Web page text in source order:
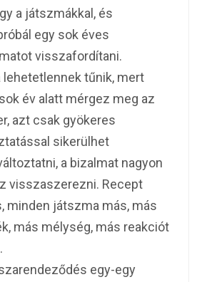
a játszmákkal, és
egy sok éves
visszafordítani.
lehetetlennek tűnik, mert
év alatt mérgez meg az
azt csak gyökeres
sikerülhet
a bizalmat nagyon
visszaszerezni. Recept
minden játszma más, más
más mélység, más reakciót
egy-egy